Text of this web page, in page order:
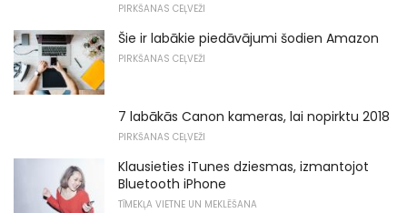
PIRKŠANAS CEĻVEŽI
Šie ir labākie piedāvājumi šodien Amazon
PIRKŠANAS CEĻVEŽI
7 labākās Canon kameras, lai nopirktu 2018
PIRKŠANAS CEĻVEŽI
Klausieties iTunes dziesmas, izmantojot
Bluetooth iPhone
TĪMEKĻA VIETNE UN MEKLĒŠANA